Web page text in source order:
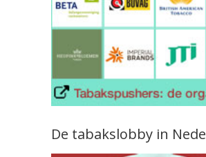
De tabakslobby in